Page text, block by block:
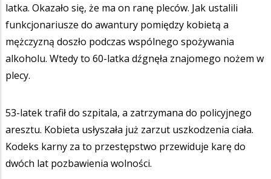
latka. Okazało się, że ma on ranę pleców. Jak ustalili
funkcjonariusze do awantury pomiędzy kobietą a
mężczyzną doszło podczas wspólnego spożywania
alkoholu. Wtedy to 60-latka dźgnęła znajomego nożem w
plecy.
53-latek trafił do szpitala, a zatrzymana do policyjnego
aresztu. Kobieta usłyszała już zarzut uszkodzenia ciała.
Kodeks karny za to przestępstwo przewiduje karę do
dwóch lat pozbawienia wolności.